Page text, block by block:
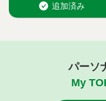
パーソ
My